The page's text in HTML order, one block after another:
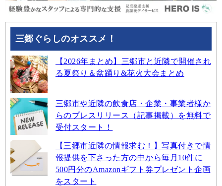
三郷ぐらしのオススメ！
【2026年まとめ】三郷市と近隣で開催され
る夏祭り＆盆踊り&花火大会まとめ
三郷市や近隣の飲食店・企業・事業者様か
らのプレスリリース（記事掲載）を無料で
受付スタート！
【三郷市近隣の情報求む！】写真付きで情
報提供を下さった方の中から毎月10件に
500円分のAmazonギフト券プレゼント企画
をスタート